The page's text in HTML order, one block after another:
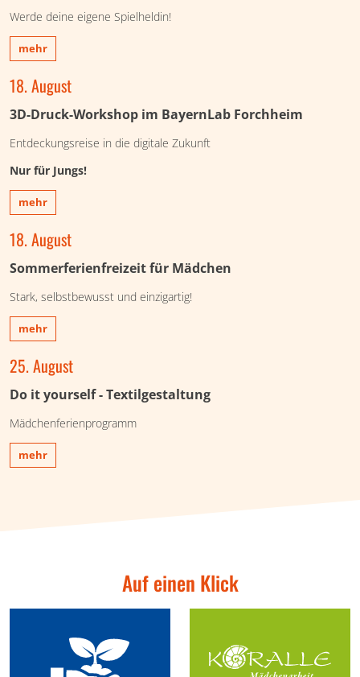
Werde deine eigene Spielheldin!
mehr
18. August
3D-Druck-Workshop im BayernLab Forchheim
Entdeckungsreise in die digitale Zukunft
Nur für Jungs!
mehr
18. August
Sommerferienfreizeit für Mädchen
Stark, selbstbewusst und einzigartig!
mehr
25. August
Do it yourself - Textilgestaltung
Mädchenferienprogramm
mehr
Auf einen Klick